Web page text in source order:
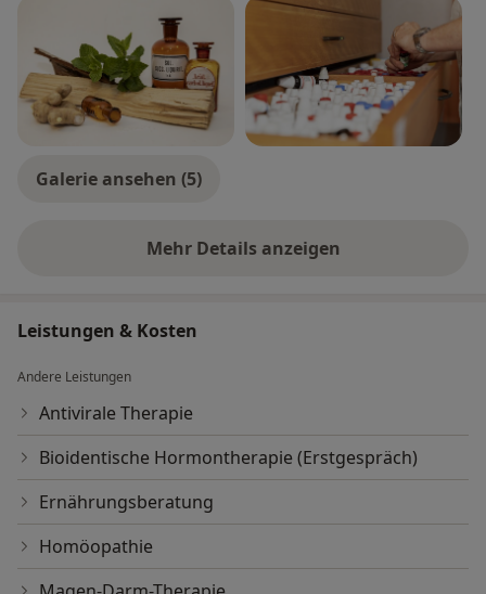
Galerie ansehen (5)
Mehr Details anzeigen
über Erfahrungen
Leistungen & Kosten
Andere Leistungen
Antivirale Therapie
Bioidentische Hormontherapie (Erstgespräch)
Ernährungsberatung
Homöopathie